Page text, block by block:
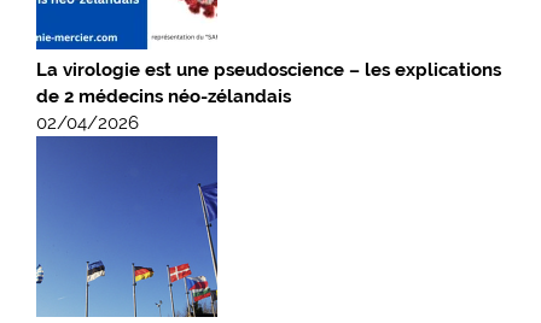
La virologie est une pseudoscience – les explications
de 2 médecins néo-zélandais
02/04/2026